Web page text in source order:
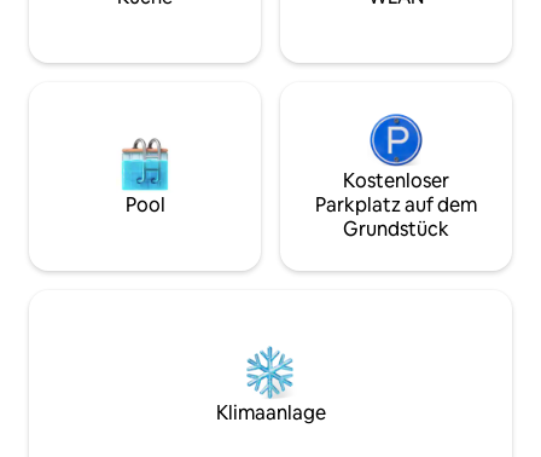
Pool
Kostenloser
Parkplatz auf dem
Grundstück
Klimaanlage